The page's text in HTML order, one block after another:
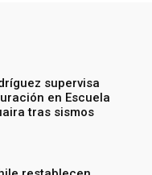
supervisa
en Escuela
tras sismos